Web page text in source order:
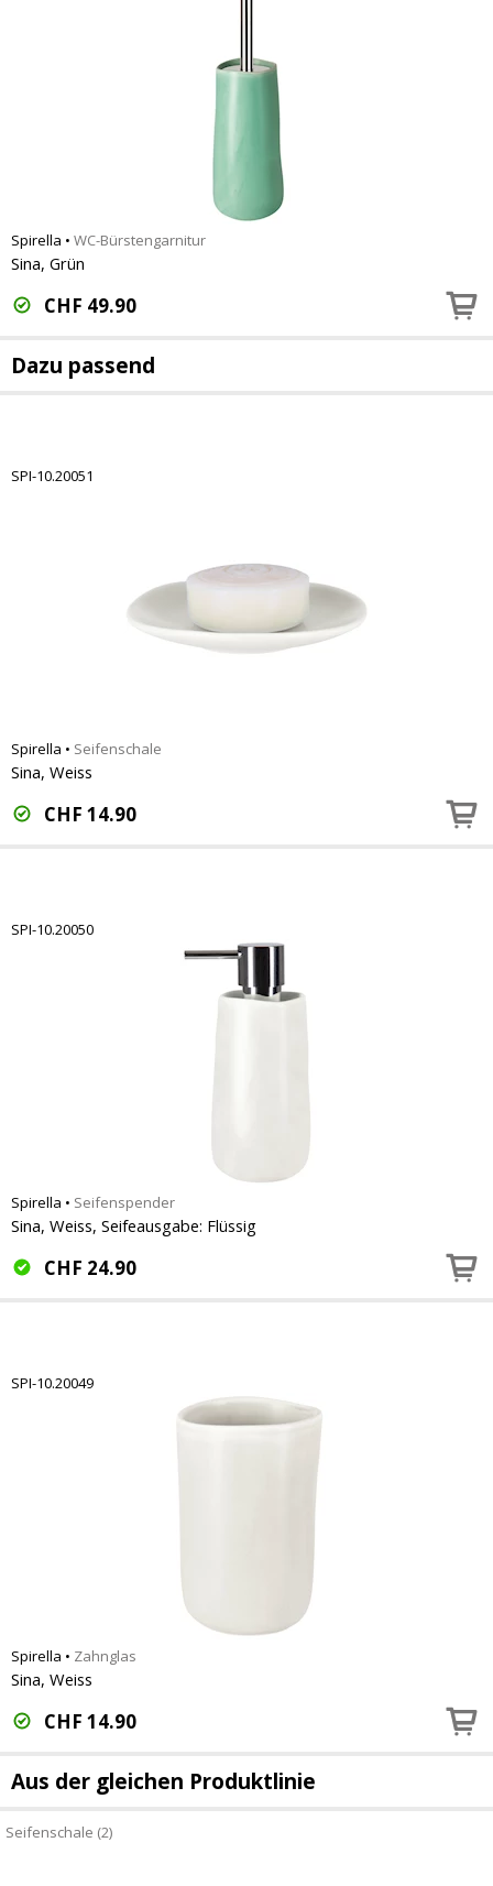
Spirella • WC-Bürstengarnitur
Sina, Grün
CHF 49.90
Dazu passend
SPI-10.20051
Spirella • Seifenschale
Sina, Weiss
CHF 14.90
SPI-10.20050
Spirella • Seifenspender
Sina, Weiss, Seifeausgabe: Flüssig
CHF 24.90
SPI-10.20049
Spirella • Zahnglas
Sina, Weiss
CHF 14.90
Aus der gleichen Produktlinie
Seifenschale (2)